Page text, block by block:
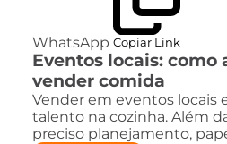
WhatsApp Copiar Link
Eventos locais: como
vender comida
Vender em eventos locais
talento na cozinha. Além
preciso planejamento,